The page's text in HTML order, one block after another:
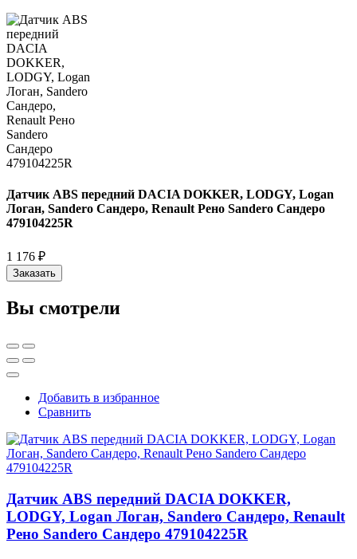
Датчик ABS передний DACIA DOKKER, LODGY, Logan
Логан, Sandero Сандеро, Renault Рено Sandero Сандеро
479104225R
1 176 ₽
Заказать
Вы смотрели
Добавить в избранное
Сравнить
Датчик ABS передний DACIA DOKKER,
LODGY, Logan Логан, Sandero Сандеро, Renault
Рено Sandero Сандеро 479104225R